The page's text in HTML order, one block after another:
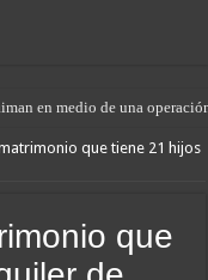
en medio de una
que tiene 21 hijos
que